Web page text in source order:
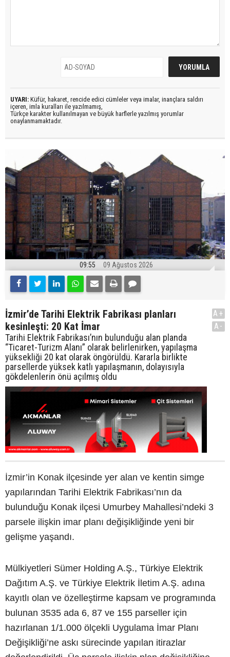
UYARI: Küfür, hakaret, rencide edici cümleler veya imalar, inançlara saldırı
içeren, imla kuralları ile yazılmamış,
Türkçe karakter kullanılmayan ve büyük harflerle yazılmış yorumlar
onaylanmamaktadır.
09:55 09 Ağustos 2026
İzmir’de Tarihi Elektrik Fabrikası planları
kesinleşti: 20 Kat İmar
Tarihi Elektrik Fabrikası’nın bulunduğu alan planda
“Ticaret-Turizm Alanı” olarak belirlenirken, yapılaşma
yüksekliği 20 kat olarak öngörüldü. Kararla birlikte
parsellerde yüksek katlı yapılaşmanın, dolayısıyla
gökdelenlerin önü açılmış oldu
A+
A-
İzmir’in Konak ilçesinde yer alan ve kentin simge
yapılarından Tarihi Elektrik Fabrikası’nın da
bulunduğu Konak ilçesi Umurbey Mahallesi’ndeki 3
parsele ilişkin imar planı değişikliğinde yeni bir
gelişme yaşandı.
Mülkiyetleri Sümer Holding A.Ş., Türkiye Elektrik
Dağıtım A.Ş. ve Türkiye Elektrik İletim A.Ş. adına
kayıtlı olan ve özelleştirme kapsam ve programında
bulunan 3535 ada 6, 87 ve 155 parseller için
hazırlanan 1/1.000 ölçekli Uygulama İmar Planı
Değişikliği’ne askı sürecinde yapılan itirazlar